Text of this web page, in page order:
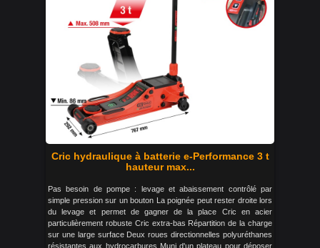
Cric hydraulique à batterie e-Performance 3 t
hauteur max...
Pas besoin de pompe : levage et abaissement contrôlé par
simple pression sur un bouton La poignée peut rester droite lors
du levage et permet de gagner de la place Cric en acier
particulièrement robuste Cric extra-bas Répartition de la charge
sur une large surface Deux roues directionnelles polyuréthanes
résistantes aux hydrocarbures Muni d'un plateau pour déposer